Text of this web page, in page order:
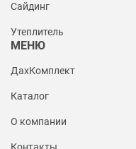
Сайдинг
Утеплитель
МЕНЮ
ДахКомплект
Каталог
О компании